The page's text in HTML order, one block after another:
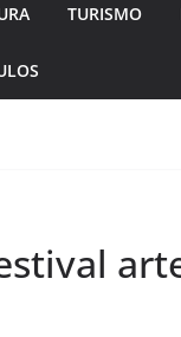
TURISMO